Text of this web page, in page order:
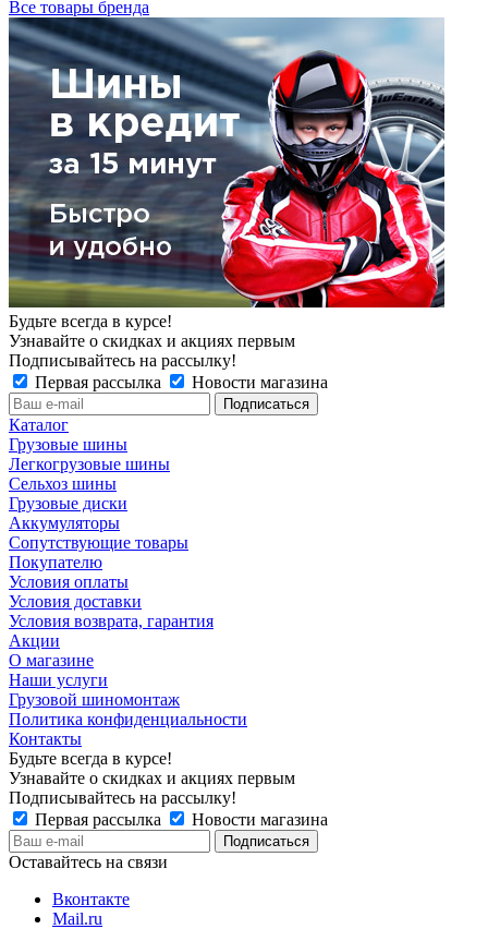
Все товары бренда
Будьте всегда в курсе!
Узнавайте о скидках и акциях первым
Подписывайтесь на рассылку!
Первая рассылка
Новости магазина
Каталог
Грузовые шины
Легкогрузовые шины
Сельхоз шины
Грузовые диски
Аккумуляторы
Сопутствующие товары
Покупателю
Условия оплаты
Условия доставки
Условия возврата, гарантия
Акции
О магазине
Наши услуги
Грузовой шиномонтаж
Политика конфиденциальности
Контакты
Будьте всегда в курсе!
Узнавайте о скидках и акциях первым
Подписывайтесь на рассылку!
Первая рассылка
Новости магазина
Оставайтесь на связи
Вконтакте
Mail.ru